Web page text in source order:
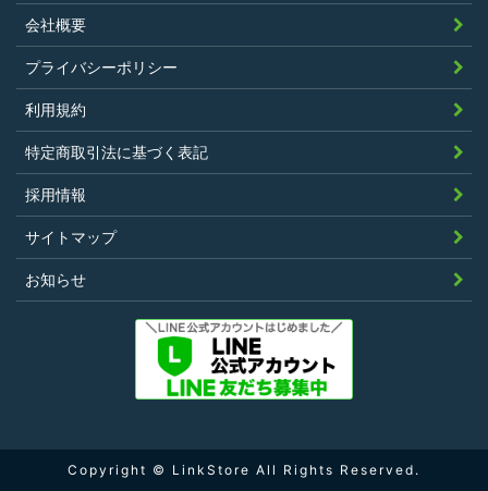
利用者は、本規約に違反することなく、
LinkStoreを利用することにより、当社が定
める基準に従ったポイントの付与を受けるこ
とができます。
その他、キャンペーンなど当社の判断により
随時ポイントの付与をすることがあります。
第5条（ポイント利用）
会社概要
プライバシーポリシー
利用規約
特定商取引法に基づく表記
採用情報
サイトマップ
お知らせ
Copyright © LinkStore All Rights Reserved.